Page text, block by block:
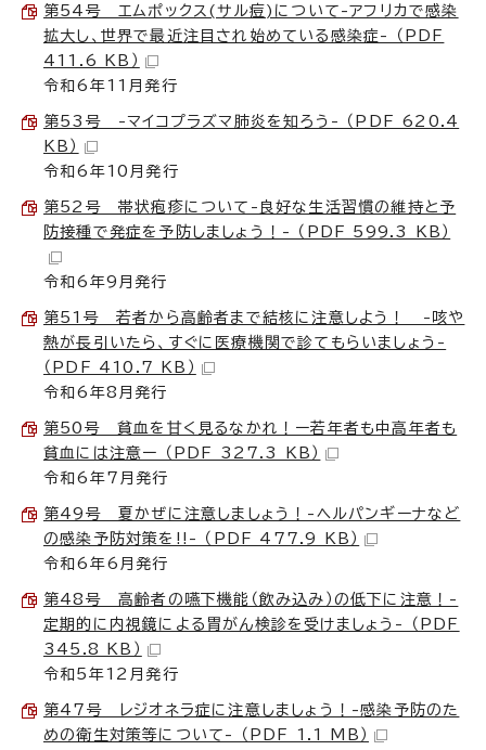
第54号 エムポックス(サル痘)について-アフリカで感染
拡大し、世界で最近注目され始めている感染症- （PDF
411.6 KB）
令和6年11月発行
第53号 -マイコプラズマ肺炎を知ろう- （PDF 620.4
KB）
令和6年10月発行
第52号 帯状疱疹について-良好な生活習慣の維持と予
防接種で発症を予防しましょう！- （PDF 599.3 KB）
令和6年9月発行
第51号 若者から高齢者まで結核に注意しよう！ -咳や
熱が長引いたら、すぐに医療機関で診てもらいましょう-
（PDF 410.7 KB）
令和6年8月発行
第50号 貧血を甘く見るなかれ！ー若年者も中高年者も
貧血には注意ー （PDF 327.3 KB）
令和6年7月発行
第49号 夏かぜに注意しましょう！-ヘルパンギーナなど
の感染予防対策を!!- （PDF 477.9 KB）
令和6年6月発行
第48号 高齢者の嚥下機能（飲み込み）の低下に注意！-
定期的に内視鏡による胃がん検診を受けましょう- （PDF
345.8 KB）
令和5年12月発行
第47号 レジオネラ症に注意しましょう！-感染予防のた
めの衛生対策等について- （PDF 1.1 MB）